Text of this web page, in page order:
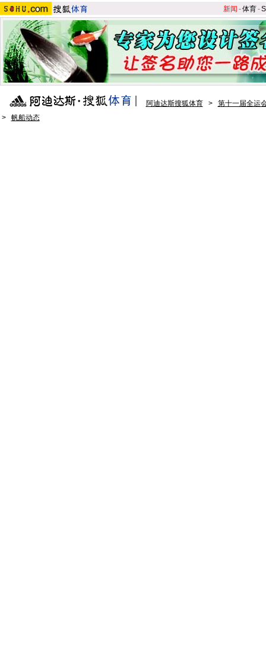
新闻 -体育-S
阿迪达斯搜狐体育 >
第十一届全运
>
帆船动态